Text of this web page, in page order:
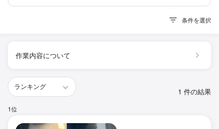
条件を選択
作業内容について
1 件の結果
1位